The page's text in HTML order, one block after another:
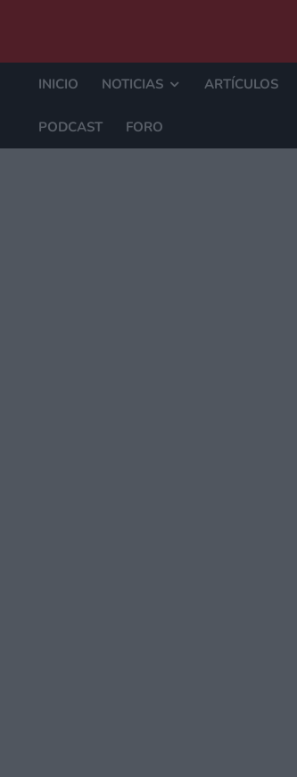
INICIO NOTICIAS ARTÍCULOS
PODCAST FORO